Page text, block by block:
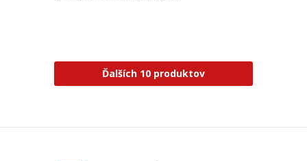
Ďalších 10 produktov